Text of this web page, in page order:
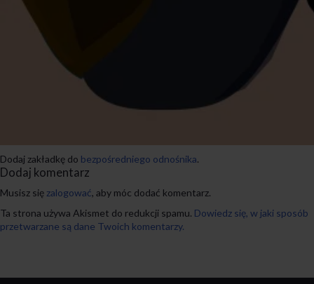
Dodaj zakładkę do bezpośredniego odnośnika.
Dodaj komentarz
Musisz się zalogować, aby móc dodać komentarz.
Ta strona używa Akismet do redukcji spamu. Dowiedz się, w jaki sposób
przetwarzane są dane Twoich komentarzy.